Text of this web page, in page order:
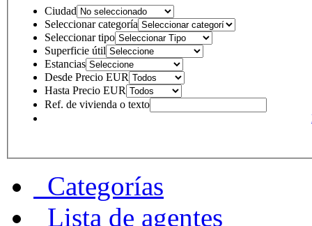
Ciudad
Seleccionar categoría
Seleccionar tipo
Superficie útil
Estancias
Desde Precio EUR
Hasta Precio EUR
Ref. de vivienda o texto
Categorías
Lista de agentes